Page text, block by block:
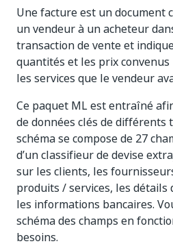
Une facture est un document
un vendeur à un acheteur
transaction de vente et
quantités et les prix
les services que le vendeur
Ce paquet ML est entraîné
de données clés de différents
schéma se compose de 27
d’un classifieur de devise
sur les clients, les
produits / services, les détails
les informations bancaires.
schéma des champs en
besoins.